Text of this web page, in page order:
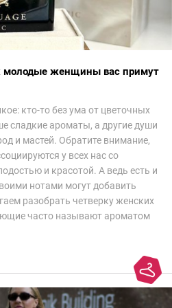
молодые женщины вас примут
кто-то без ума от цветочных
сладкие ароматы, а другие души
и мастей. Обратите внимание,
у всех нас со
и красотой. А ведь есть и
нотами могут добавить
разобрать четверку женских
часто называют ароматом